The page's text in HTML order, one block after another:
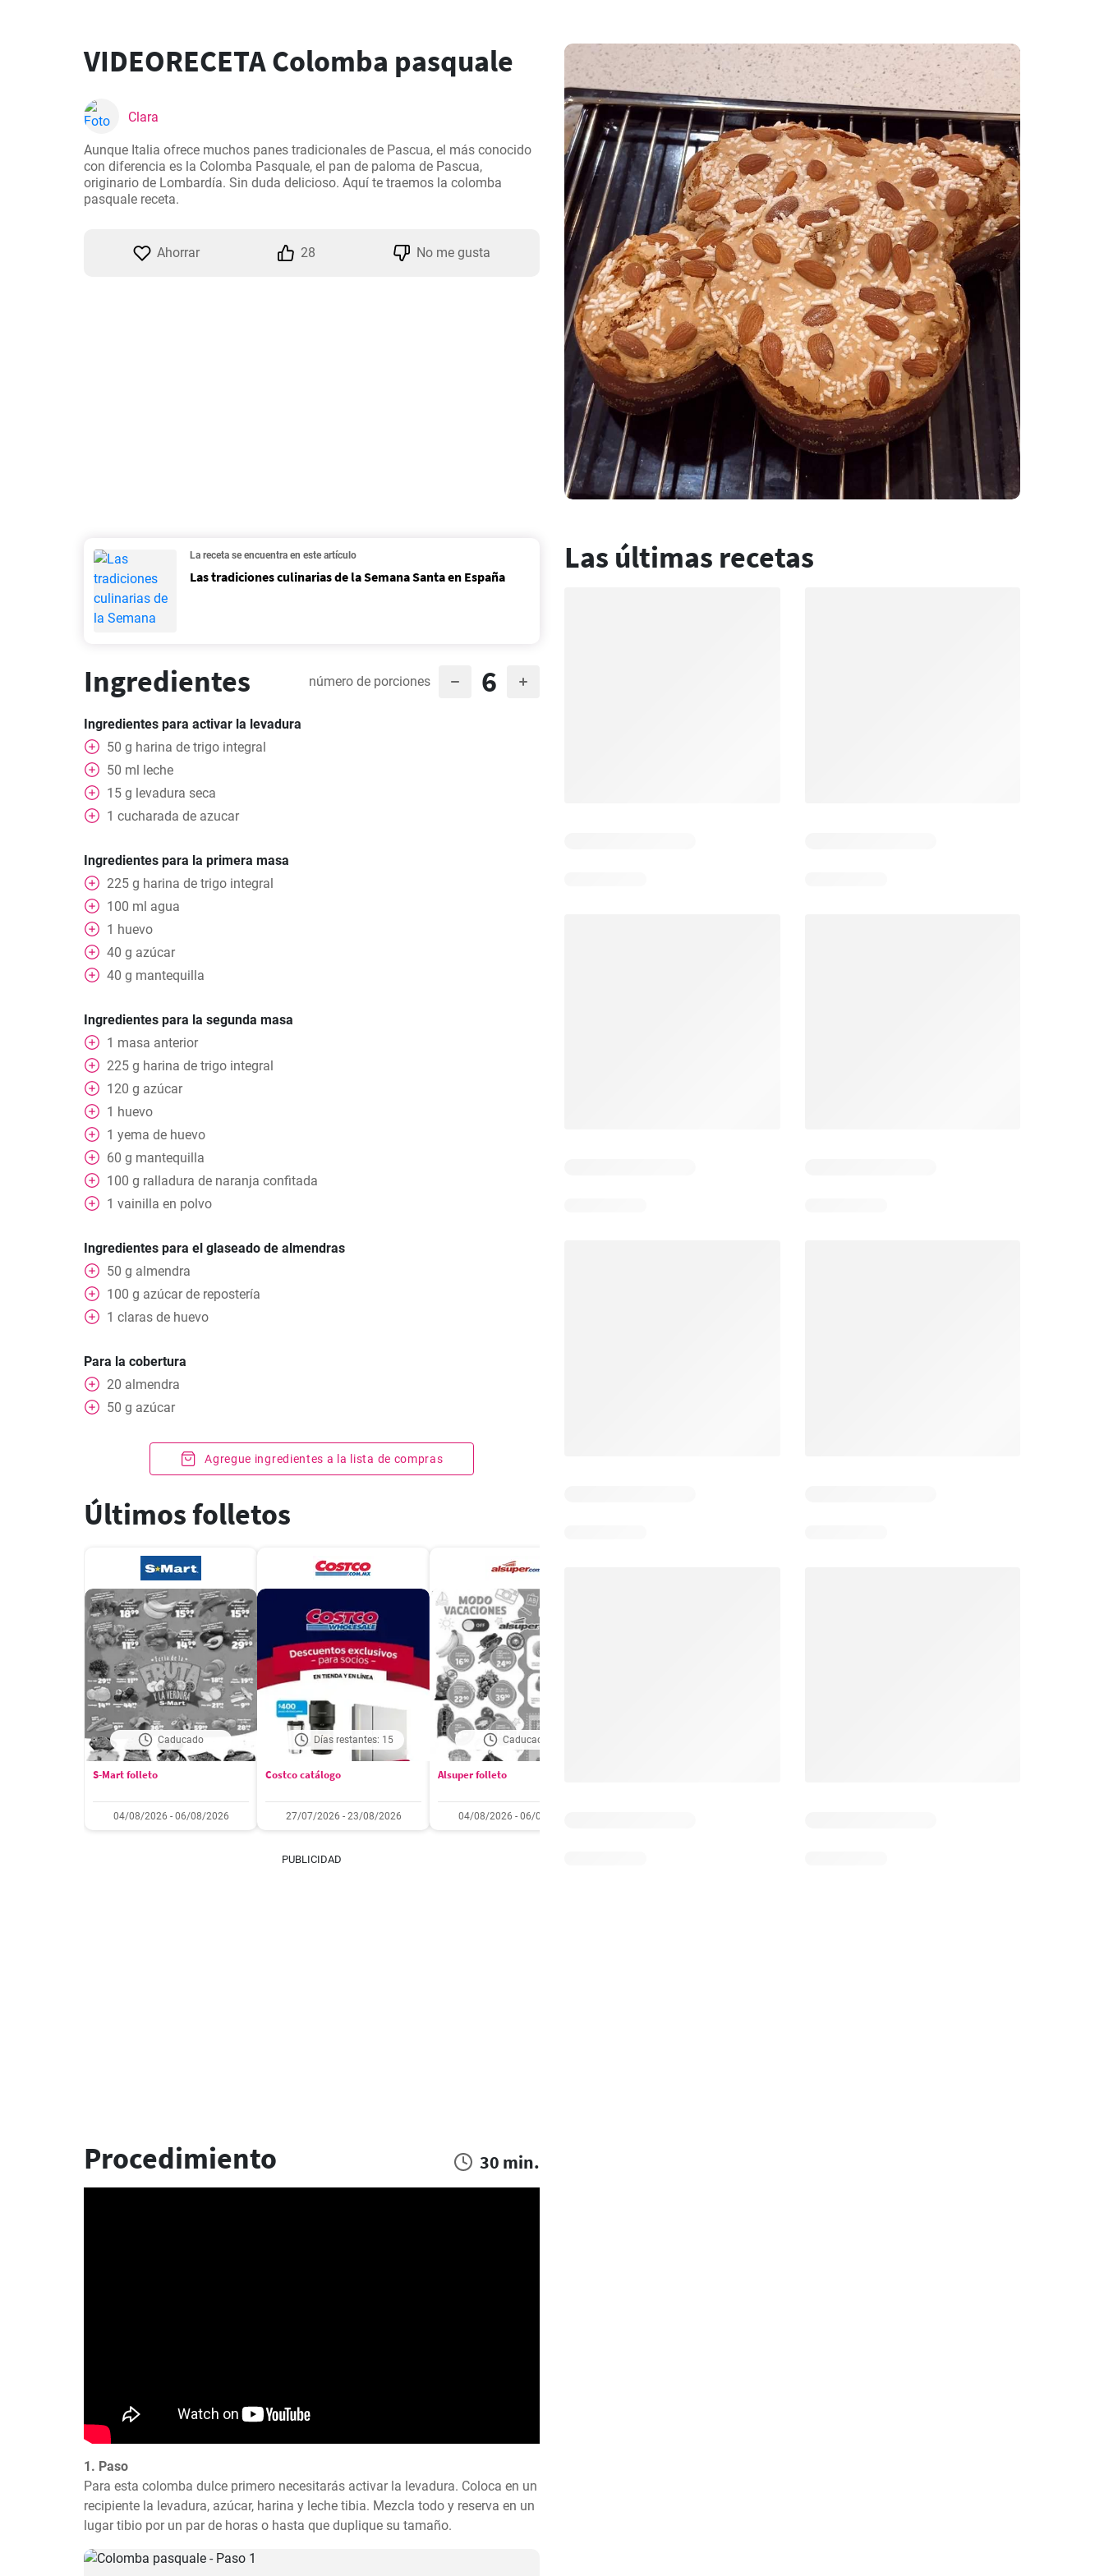
VIDEORECETA Colomba pasquale
Clara
Aunque Italia ofrece muchos panes tradicionales de Pascua, el más conocido
con diferencia es la Colomba Pasquale, el pan de paloma de Pascua,
originario de Lombardía. Sin duda delicioso. Aquí te traemos la colomba
pasquale receta.
Ahorrar 28 No me gusta
La receta se encuentra en este artículo
Las tradiciones culinarias de la Semana Santa en España
Ingredientes número de porciones 6
Ingredientes para activar la levadura
50 g harina de trigo integral
50 ml leche
15 g levadura seca
1 cucharada de azucar
Ingredientes para la primera masa
225 g harina de trigo integral
100 ml agua
1 huevo
40 g azúcar
40 g mantequilla
Ingredientes para la segunda masa
1 masa anterior
225 g harina de trigo integral
120 g azúcar
1 huevo
1 yema de huevo
60 g mantequilla
100 g ralladura de naranja confitada
1 vainilla en polvo
Ingredientes para el glaseado de almendras
50 g almendra
100 g azúcar de repostería
1 claras de huevo
Para la cobertura
20 almendra
50 g azúcar
Agregue ingredientes a la lista de compras
Últimos folletos
Caducado
S-Mart folleto
04/08/2026 - 06/08/2026
Días restantes: 15
Costco catálogo
27/07/2026 - 23/08/2026
Caducado
Alsuper folleto
04/08/2026 - 06/08/2026
PUBLICIDAD
Procedimiento 30 min.
1. Paso
Para esta colomba dulce primero necesitarás activar la levadura. Coloca en un
recipiente la levadura, azúcar, harina y leche tibia. Mezcla todo y reserva en un
lugar tibio por un par de horas o hasta que duplique su tamaño.
Las últimas recetas